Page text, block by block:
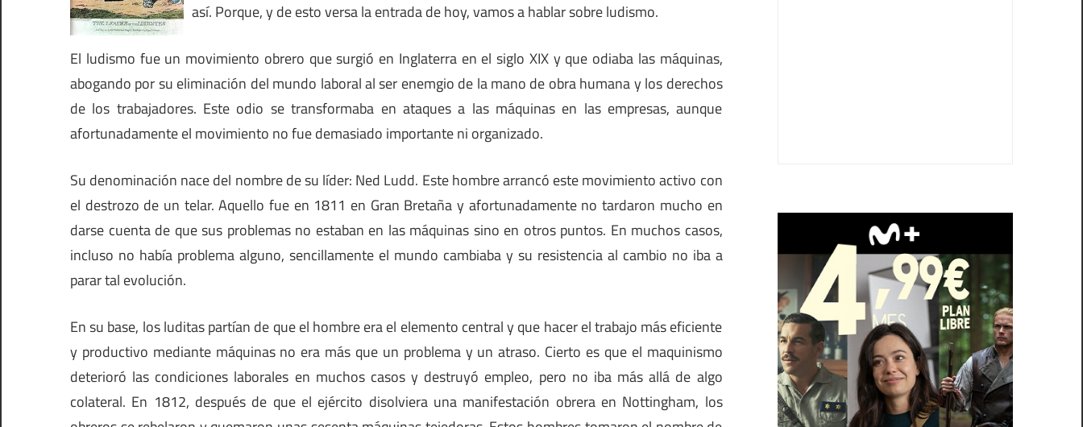
así. Porque, y de esto versa la entrada de hoy, vamos a hablar sobre ludismo.
El ludismo fue un movimiento obrero que surgió en Inglaterra en el siglo XIX y que odiaba las máquinas,
abogando por su eliminación del mundo laboral al ser enemgio de la mano de obra humana y los derechos
de los trabajadores. Este odio se transformaba en ataques a las máquinas en las empresas, aunque
afortunadamente el movimiento no fue demasiado importante ni organizado.
Su denominación nace del nombre de su líder: Ned Ludd. Este hombre arrancó este movimiento activo con
el destrozo de un telar. Aquello fue en 1811 en Gran Bretaña y afortunadamente no tardaron mucho en
darse cuenta de que sus problemas no estaban en las máquinas sino en otros puntos. En muchos casos,
incluso no había problema alguno, sencillamente el mundo cambiaba y su resistencia al cambio no iba a
parar tal evolución.
En su base, los luditas partían de que el hombre era el elemento central y que hacer el trabajo más eficiente
y productivo mediante máquinas no era más que un problema y un atraso. Cierto es que el maquinismo
deterioró las condiciones laborales en muchos casos y destruyó empleo, pero no iba más allá de algo
colateral. En 1812, después de que el ejército disolviera una manifestación obrera en Nottingham, los